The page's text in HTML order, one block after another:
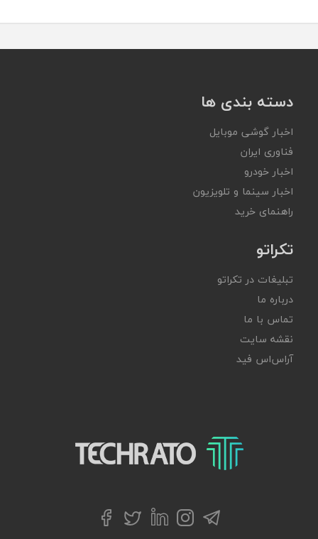
دسته بندی ها
اخبار گوشی موبایل
فناوری ایران
اخبار خودرو
اخبار سینما و تلویزیون
راهنمای خرید
تکراتو
تبلیغات در تکراتو
درباره ما
تماس با ما
نقشه سایت
آر‌اس‌اس فید
تکراتو – زندگی با تکنولوژی
تلگراماینستاگرام
لینکداینتوییترفیسبوک